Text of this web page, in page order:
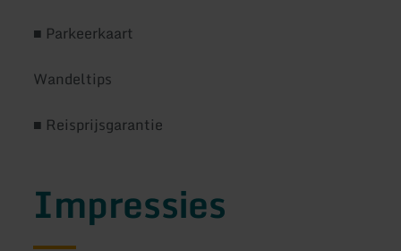
■ Parkeerkaart
Wandeltips
■ Reisprijsgarantie
Impressies